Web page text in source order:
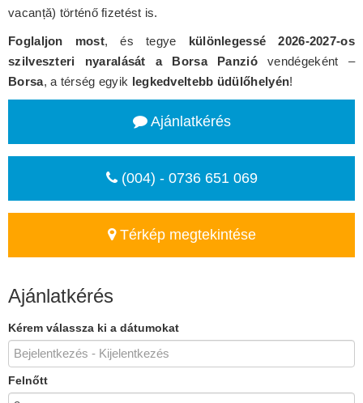
vacanță) történő fizetést is.
Foglaljon most, és tegye különlegessé 2026-2027-os
szilveszteri nyaralását a Borsa Panzió vendégeként –
Borsa, a térség egyik legkedveltebb üdülőhelyén!
Ajánlatkérés
(004) - 0736 651 069
Térkép megtekintése
Ajánlatkérés
Kérem válassza ki a dátumokat
Felnőtt